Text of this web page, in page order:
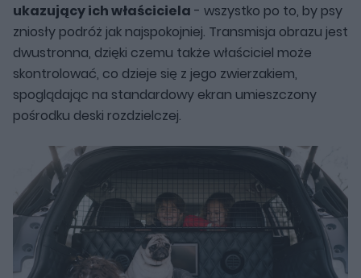
ukazujący ich właściciela - wszystko po to, by psy
zniosły podróż jak najspokojniej. Transmisja obrazu jest
dwustronna, dzięki czemu także właściciel może
skontrolować, co dzieje się z jego zwierzakiem,
spoglądając na standardowy ekran umieszczony
pośrodku deski rozdzielczej.